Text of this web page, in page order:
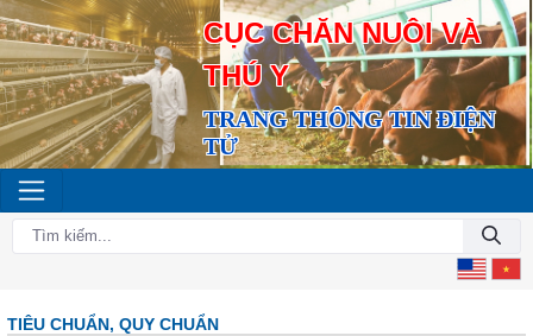
CỤC CHĂN NUÔI VÀ
THÚ Y
TRANG THÔNG TIN ĐIỆN
TỬ
TIÊU CHUẨN, QUY CHUẨN